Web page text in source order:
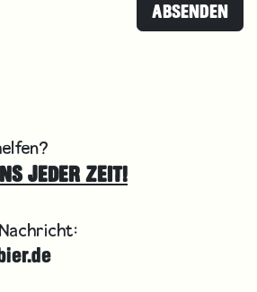
ABSENDEN
JEDER ZEIT!